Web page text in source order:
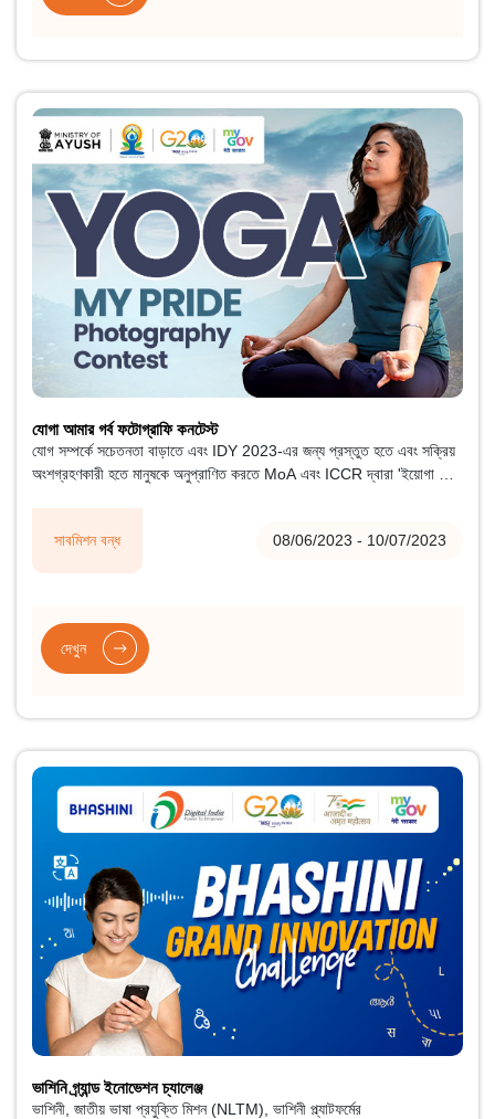
সাবমিশন বন্ধ 08/06/2023 - 10/07/2023
যোগা আমার গর্ব ফটোগ্রাফি কনটেস্ট
যোগ সম্পর্কে সচেতনতা বাড়াতে এবং IDY 2023-এর জন্য প্রস্তুত হতে এবং সক্রিয়
অংশগ্রহণকারী হতে মানুষকে অনুপ্রাণিত করতে MoA এবং ICCR দ্বারা 'ইয়োগা মাই
করবে এবং সারা বিশ্বের অংশগ্রহণকারীদের জন্য উন্মুক্ত থাকবে।
দেখুন
ভাশিনি গ্র্যান্ড ইনোভেশন চ্যালেঞ্জ
ভাশিনী, জাতীয় ভাষা প্রযুক্তি মিশন (NLTM), ভাশিনী প্ল্যাটফর্মের